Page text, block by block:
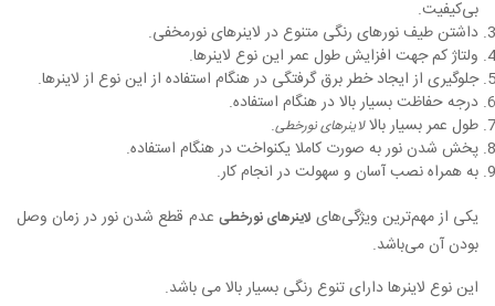
بی‌کیفیت.
داشتن طیف نورهای رنگی متنوع در لاینرهای نورمخفی.
ولتاژ کم جهت افزایش طول عمر این نوع لاینرها.
جلوگیری از ایجاد خطر برق گرفتگی در هنگام استفاده از این نوع از لاینرها.
درجه حفاظت بسیار بالا در هنگام استفاده.
طول عمر بسیار بالالاینرهای نورخطی.
پخش شدن نور به صورت کاملا یکنواخت در هنگام استفاده.
به همراه نصب آسان و سهولت در انجام کار.
یکی از مهم‌ترین ویژگی‌های لاینرهای نورخطی عدم قطع شدن نور در زمان وصل
بودن آن می‌باشد.
این نوع لاینرها دارای تنوع رنگی بسیار بالا می باشد.